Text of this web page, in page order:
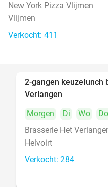
New York Pizza Vlijmen
Vlijmen
Verkocht: 411
2-gangen keuzelunch
Verlangen
Morgen
Di Wo Do
Brasserie Het
Helvoirt
Verkocht: 284